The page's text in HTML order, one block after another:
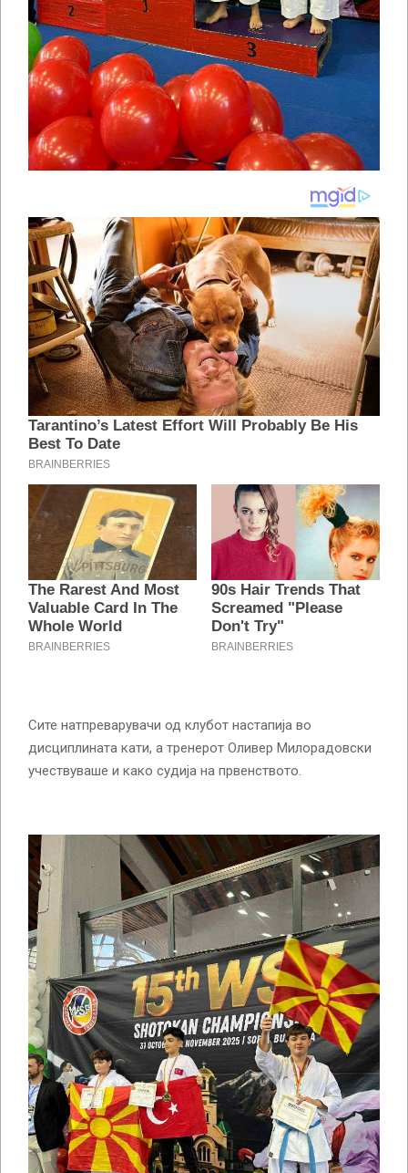
Сите натпреварувачи од клубот настапија во
дисциплината кати, а тренерот Оливер Милорадовски
учествуваше и како судија на првенството.